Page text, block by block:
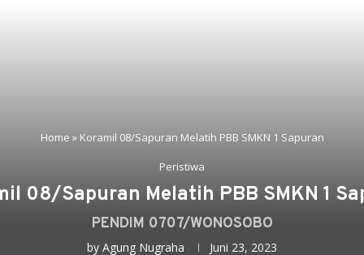
Home » Koramil 08/Sapuran Melatih PBB SMKN 1 Sapuran
Peristiwa
08/Sapuran Melatih PBB SMKN 1
PENDIM 0707/WONOSOBO
by Agung Nugraha Juni 23, 2023